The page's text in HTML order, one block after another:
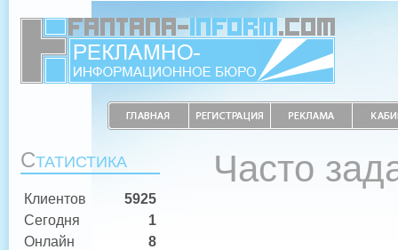
СТАТИСТИКА
Клиентов
5925
Сегодня
1
Онлайн
8
Часто